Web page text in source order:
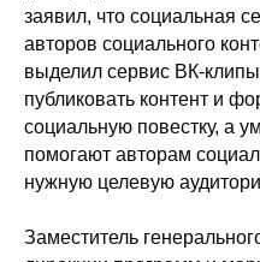
заявил, что социальная
авторов социального
выделил сервис ВК-
публиковать контент и
социальную повестку, а
помогают авторам
нужную целевую
Заместитель